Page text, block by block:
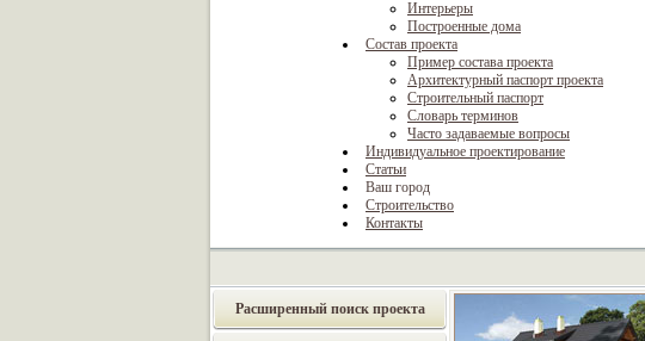
Интерьеры
Построенные дома
Состав проекта
Пример состава проекта
Архитектурный паспорт проекта
Строительный паспорт
Словарь терминов
Часто задаваемые вопросы
Индивидуальное проектирование
Статьи
Ваш город
Строительство
Контакты
Расширенный поиск проекта